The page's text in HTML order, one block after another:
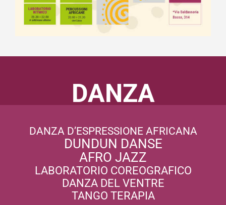
DANZA
DANZA D’ESPRESSIONE AFRICANA
DUNDUN DANSE
AFRO JAZZ
LABORATORIO COREOGRAFICO
DANZA DEL VENTRE
TANGO TERAPIA